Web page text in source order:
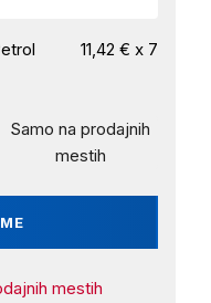
11,42 € x 7
Samo na prodajnih
mestih
mestih